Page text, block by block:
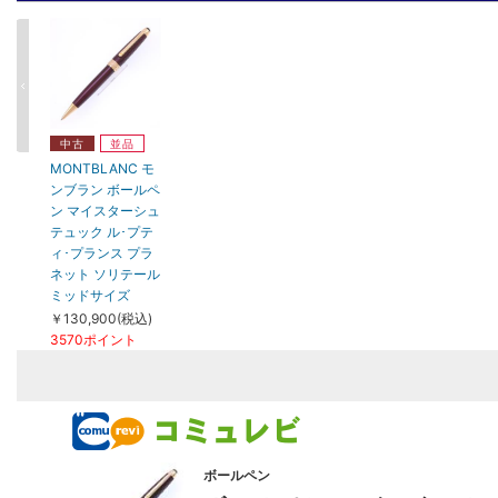
中古 並品
MONTBLANC モ
ンブラン ボールペ
ン マイスターシュ
テュック ル･プテ
ィ･プランス プラ
ネット ソリテール
ミッドサイズ
￥130,900(税込)
3570ポイント
ボールペン